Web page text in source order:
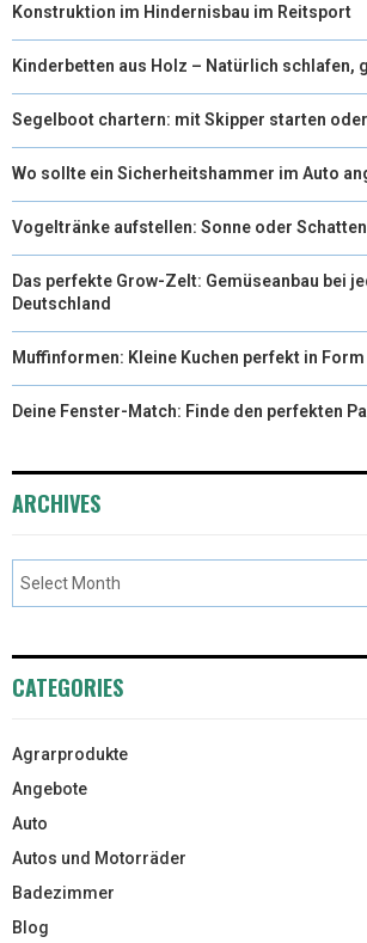
Konstruktion im Hindernisbau im Reitsport
Kinderbetten aus Holz – Natürlich schlafen,
Segelboot chartern: mit Skipper starten
Wo sollte ein Sicherheitshammer im Auto
Vogeltränke aufstellen: Sonne oder
Das perfekte Grow-Zelt: Gemüseanbau bei
Deutschland
Muffinformen: Kleine Kuchen perfekt in
Deine Fenster-Match: Finde den perfekten
ARCHIVES
CATEGORIES
Agrarprodukte
Angebote
Auto
Autos und Motorräder
Badezimmer
Blog